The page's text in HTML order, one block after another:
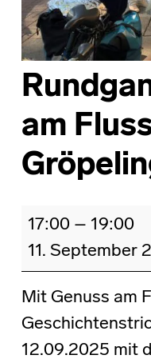
am
17:00 – 19:00
11. September
Mit Genuss am
12.09.2025 mit